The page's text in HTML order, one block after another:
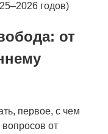
годов)
от
первое, с чем
от